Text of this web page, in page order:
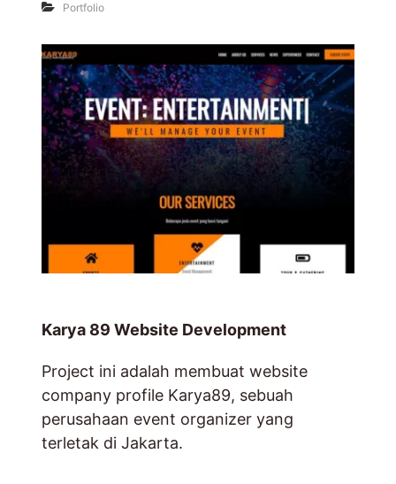
Portfolio
Karya 89 Website Development
Project ini adalah membuat website
company profile Karya89, sebuah
perusahaan event organizer yang
terletak di Jakarta.